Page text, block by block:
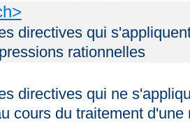
directives qui
rationnelles
directives qui ne
cours du traitement d'une